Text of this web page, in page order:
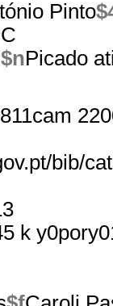
Pinto
$nPicado
bib/
k